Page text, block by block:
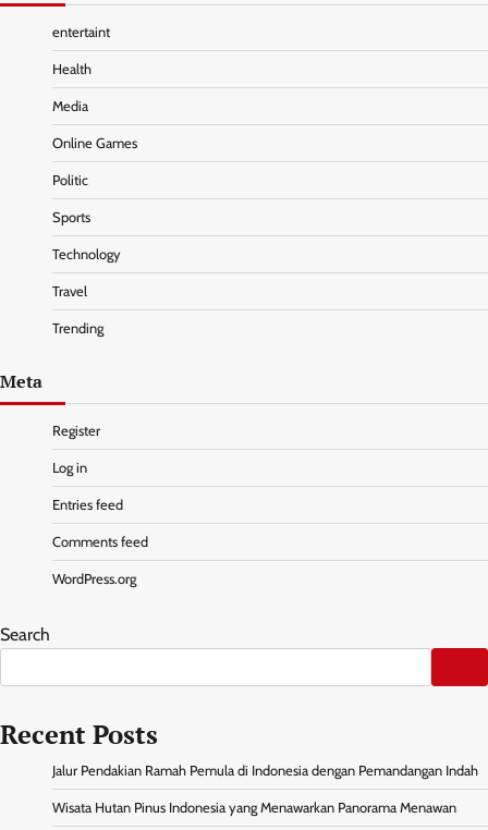
entertaint
Health
Media
Online Games
Politic
Sports
Technology
Travel
Trending
Meta
Register
Log in
Entries feed
Comments feed
WordPress.org
Search
Recent Posts
Jalur Pendakian Ramah Pemula di Indonesia dengan Pemandangan Indah
Wisata Hutan Pinus Indonesia yang Menawarkan Panorama Menawan